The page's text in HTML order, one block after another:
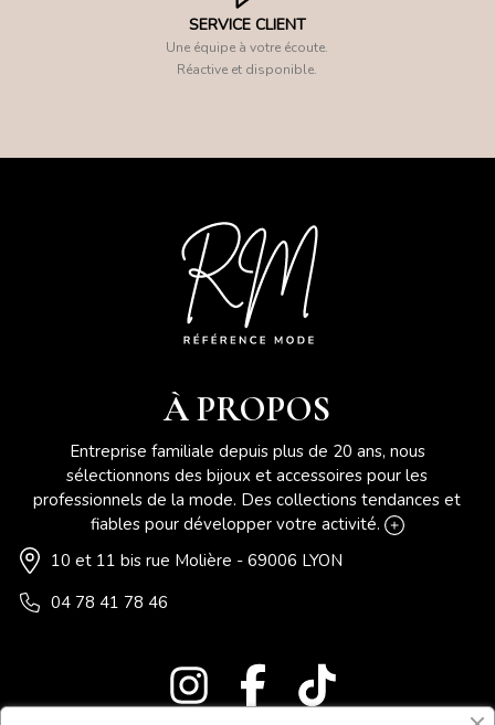
SERVICE CLIENT
Une équipe à votre écoute.
Réactive et disponible.
À PROPOS
Entreprise familiale depuis plus de 20 ans, nous
sélectionnons des bijoux et accessoires pour les
professionnels de la mode. Des collections tendances et
fiables pour développer votre activité.
10 et 11 bis rue Molière - 69006 LYON
04 78 41 78 46